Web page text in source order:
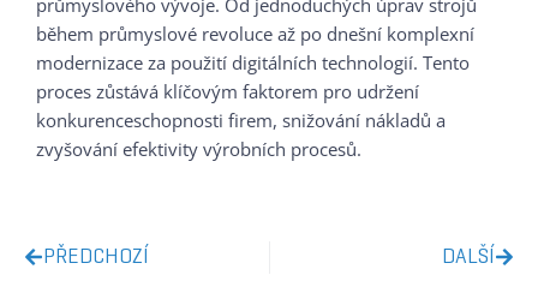
průmyslového vývoje. Od jednoduchých úprav strojů
během průmyslové revoluce až po dnešní komplexní
modernizace za použití digitálních technologií. Tento
proces zůstává klíčovým faktorem pro udržení
konkurenceschopnosti firem, snižování nákladů a
zvyšování efektivity výrobních procesů.
PŘEDCHOZÍ DALŠÍ